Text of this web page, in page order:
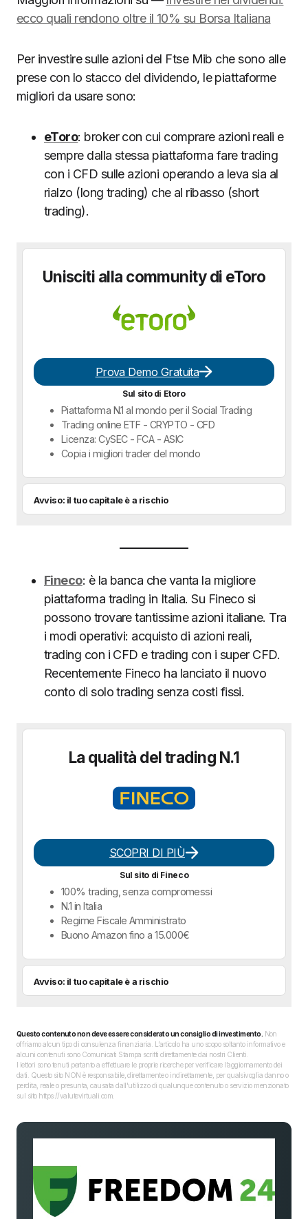
ecco quali rendono oltre il 10% su Borsa Italiana
Per investire sulle azioni del Ftse Mib che sono alle
prese con lo stacco del dividendo, le piattaforme
migliori da usare sono:
eToro: broker con cui comprare azioni reali e
sempre dalla stessa piattaforma fare trading
con i CFD sulle azioni operando a leva sia al
rialzo (long trading) che al ribasso (short
trading).
Unisciti alla community di eToro
Prova Demo Gratuita
Sul sito di Etoro
Piattaforma N.1 al mondo per il Social Trading
Trading online ETF - CRYPTO - CFD
Licenza: CySEC - FCA - ASIC
Copia i migliori trader del mondo
Avviso: il tuo capitale è a rischio
Fineco: è la banca che vanta la migliore
piattaforma trading in Italia. Su Fineco si
possono trovare tantissime azioni italiane. Tra
i modi operativi: acquisto di azioni reali,
trading con i CFD e trading con i super CFD.
Recentemente Fineco ha lanciato il nuovo
conto di solo trading senza costi fissi.
La qualità del trading N.1
SCOPRI DI PIÙ
Sul sito di Fineco
100% trading, senza compromessi
N.1 in Italia
Regime Fiscale Amministrato
Buono Amazon fino a 15.000€
Avviso: il tuo capitale è a rischio
Questo contenuto non deve essere considerato un consiglio di investimento. Non
offriamo alcun tipo di consulenza finanziaria. L’articolo ha uno scopo soltanto informativo e
alcuni contenuti sono Comunicati Stampa scritti direttamente dai nostri Clienti.
I lettori sono tenuti pertanto a effettuare le proprie ricerche per verificare l’aggiornamento dei
dati. Questo sito NON è responsabile, direttamente o indirettamente, per qualsivoglia danno o
perdita, reale o presunta, causata dall'utilizzo di qualunque contenuto o servizio menzionato
sul sito https://valutevirtuali.com.